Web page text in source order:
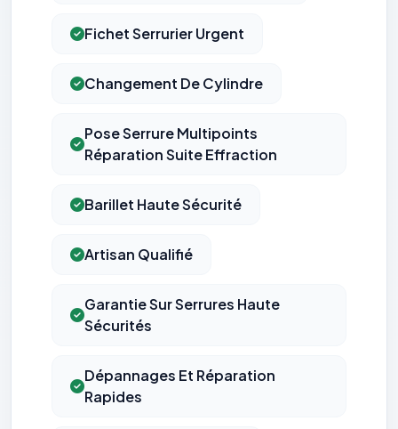
Fichet Serrurier Urgent
Changement De Cylindre
Pose Serrure Multipoints
Réparation Suite Effraction
Barillet Haute Sécurité
Artisan Qualifié
Garantie Sur Serrures Haute
Sécurités
Dépannages Et Réparation
Rapides